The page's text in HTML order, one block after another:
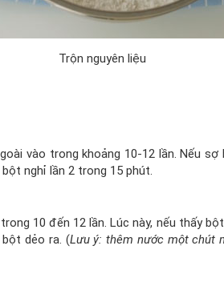
Trộn nguyên liệu
vào trong khoảng 10-12 lần. Nếu
nghỉ lần 2 trong 15 phút.
10 đến 12 lần. Lúc này, nếu thấy
dẻo ra. (Lưu ý: thêm nước một chút